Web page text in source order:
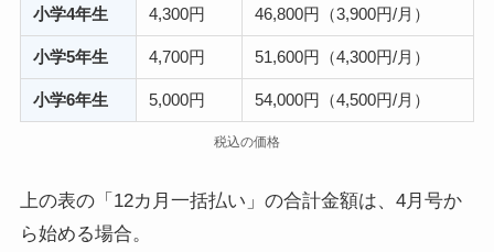
小学4年生 4,300円 46,800円（3,900円/月）
小学5年生 4,700円 51,600円（4,300円/月）
小学6年生 5,000円 54,000円（4,500円/月）
税込の価格
上の表の「12カ月一括払い」の合計金額は、4月号か
ら始める場合。